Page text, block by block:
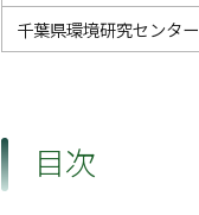
千葉県環境研究センター
目次